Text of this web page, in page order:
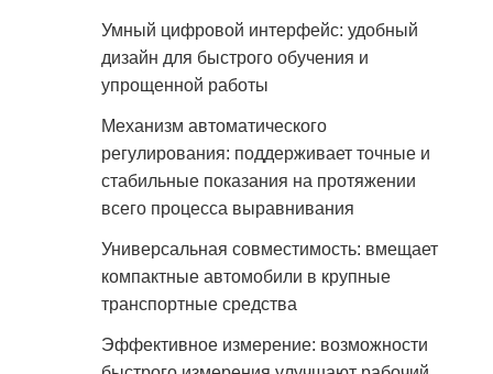
Умный цифровой интерфейс: удобный
дизайн для быстрого обучения и
упрощенной работы
Механизм автоматического
регулирования: поддерживает точные и
стабильные показания на протяжении
всего процесса выравнивания
Универсальная совместимость: вмещает
компактные автомобили в крупные
транспортные средства
Эффективное измерение: возможности